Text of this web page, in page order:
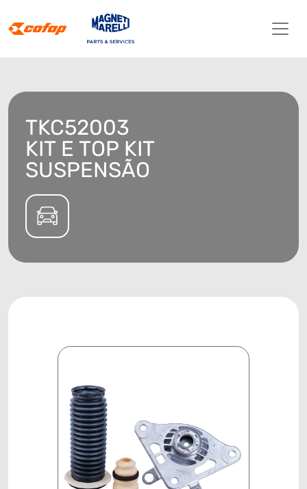
TKC52003
KIT E TOP KIT
SUSPENSÃO